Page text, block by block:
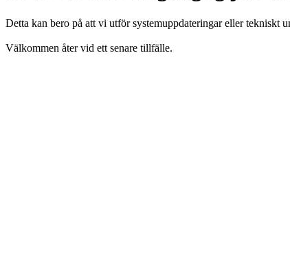
Detta kan bero på att vi utför systemuppdateringar eller tekniskt
Välkommen åter vid ett senare tillfälle.